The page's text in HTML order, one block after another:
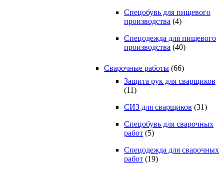
Спецобувь для пищевого
производства (4)
Спецодежда для пищевого
производства (40)
Сварочные работы (66)
Защита рук для сварщиков
(11)
СИЗ для сварщиков (31)
Спецобувь для сварочных
работ (5)
Спецодежда для сварочных
работ (19)